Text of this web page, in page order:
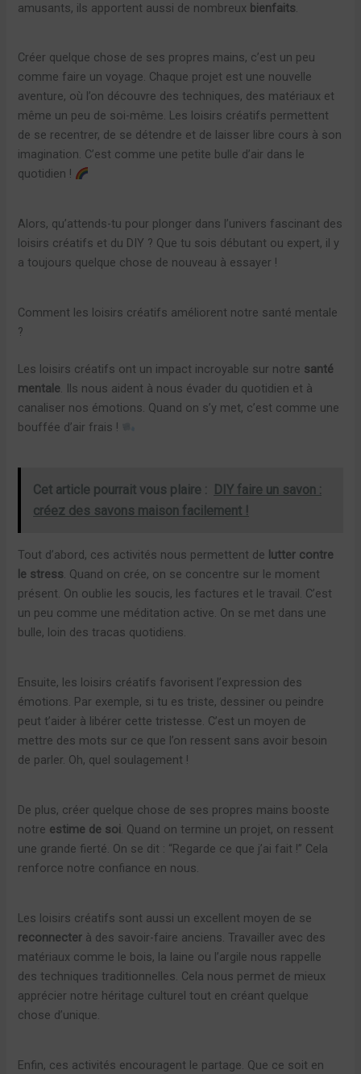
amusants, ils apportent aussi de nombreux bienfaits
Créer quelque chose de ses propres mains, c’est un peu
comme faire un voyage. Chaque projet est une nouvelle
aventure, où l’on découvre des techniques, des matériaux et
même un peu de soi-même. Les loisirs créatifs permettent
de se recentrer, de se détendre et de laisser libre cours à son
imagination. C’est comme une petite bulle d’air dans le
quotidien !
Alors, qu’attends-tu pour plonger dans l’univers fascinant des
loisirs créatifs et du DIY ? Que tu sois débutant ou expert, il y
a toujours quelque chose de nouveau à essayer !
Comment les loisirs créatifs améliorent notre santé mentale
?
Les loisirs créatifs ont un impact incroyable sur notre santé
mentale. Ils nous aident à nous évader du quotidien et à
canaliser nos émotions. Quand on s’y met, c’est comme une
bouffée d’air frais !
Cet article pourrait vous plaire :
DIY faire un savon :
créez des savons maison facilement !
Tout d’abord, ces activités nous permettent de lutter contre
le stress. Quand on crée, on se concentre sur le moment
présent. On oublie les soucis, les factures et le travail. C’est
un peu comme une méditation active. On se met dans une
bulle, loin des tracas quotidiens.
Ensuite, les loisirs créatifs favorisent l’expression des
émotions. Par exemple, si tu es triste, dessiner ou peindre
peut t’aider à libérer cette tristesse. C’est un moyen de
mettre des mots sur ce que l’on ressent sans avoir besoin
de parler. Oh, quel soulagement !
De plus, créer quelque chose de ses propres mains booste
notre estime de soi. Quand on termine un projet, on ressent
une grande fierté. On se dit : “Regarde ce que j’ai fait !” Cela
renforce notre confiance en nous.
Les loisirs créatifs sont aussi un excellent moyen de se
reconnecter à des savoir-faire anciens. Travailler avec des
matériaux comme le bois, la laine ou l’argile nous rappelle
des techniques traditionnelles. Cela nous permet de mieux
apprécier notre héritage culturel tout en créant quelque
chose d’unique.
Enfin, ces activités encouragent le partage. Que ce soit en